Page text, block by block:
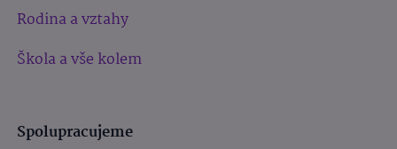
Rodina a vztahy
Škola a vše kolem
Spolupracujeme